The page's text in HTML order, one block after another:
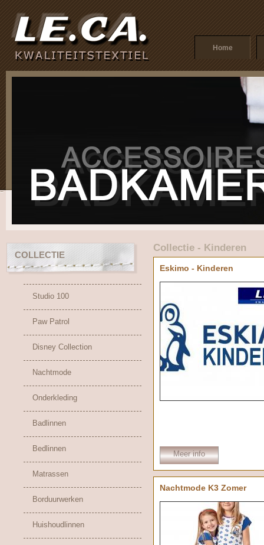
Home
COLLECTIE
Studio 100
Paw Patrol
Disney Collection
Nachtmode
Onderkleding
Badlinnen
Bedlinnen
Matrassen
Borduurwerken
Huishoudlinnen
Collectie - Kinderen
Eskimo - Kinderen
Meer info
Nachtmode K3 Zomer